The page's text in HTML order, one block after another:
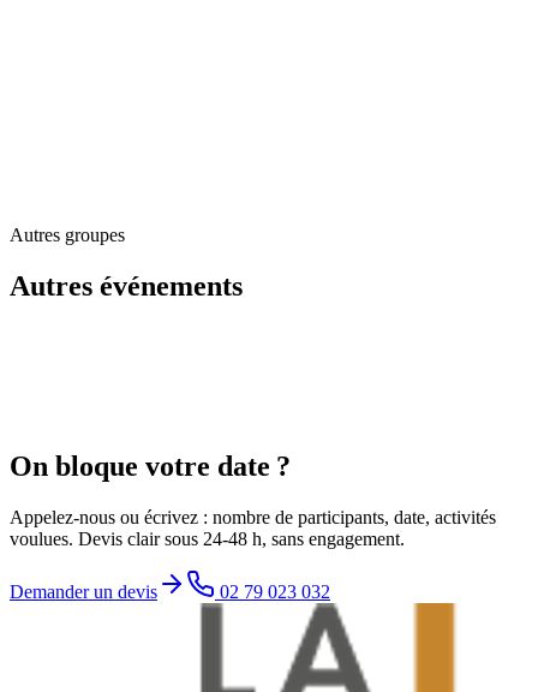
02 79 023 032
Autres groupes
Autres événements
On bloque votre date ?
Appelez-nous ou écrivez : nombre de participants, date, activités
voulues. Devis clair sous 24-48 h, sans engagement.
Demander un devis 02 79 023 032